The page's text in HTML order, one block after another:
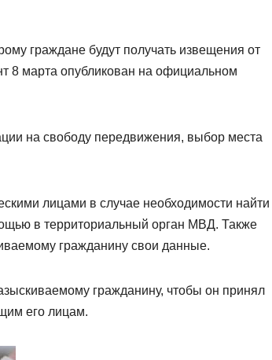
граждане будут получать извещения от
8 марта опубликован на официальном
на свободу передвижения, выбор места
лицами в случае необходимости найти
в территориальный орган МВД. Также
гражданину свои данные.
гражданину, чтобы он принял
его лицам.